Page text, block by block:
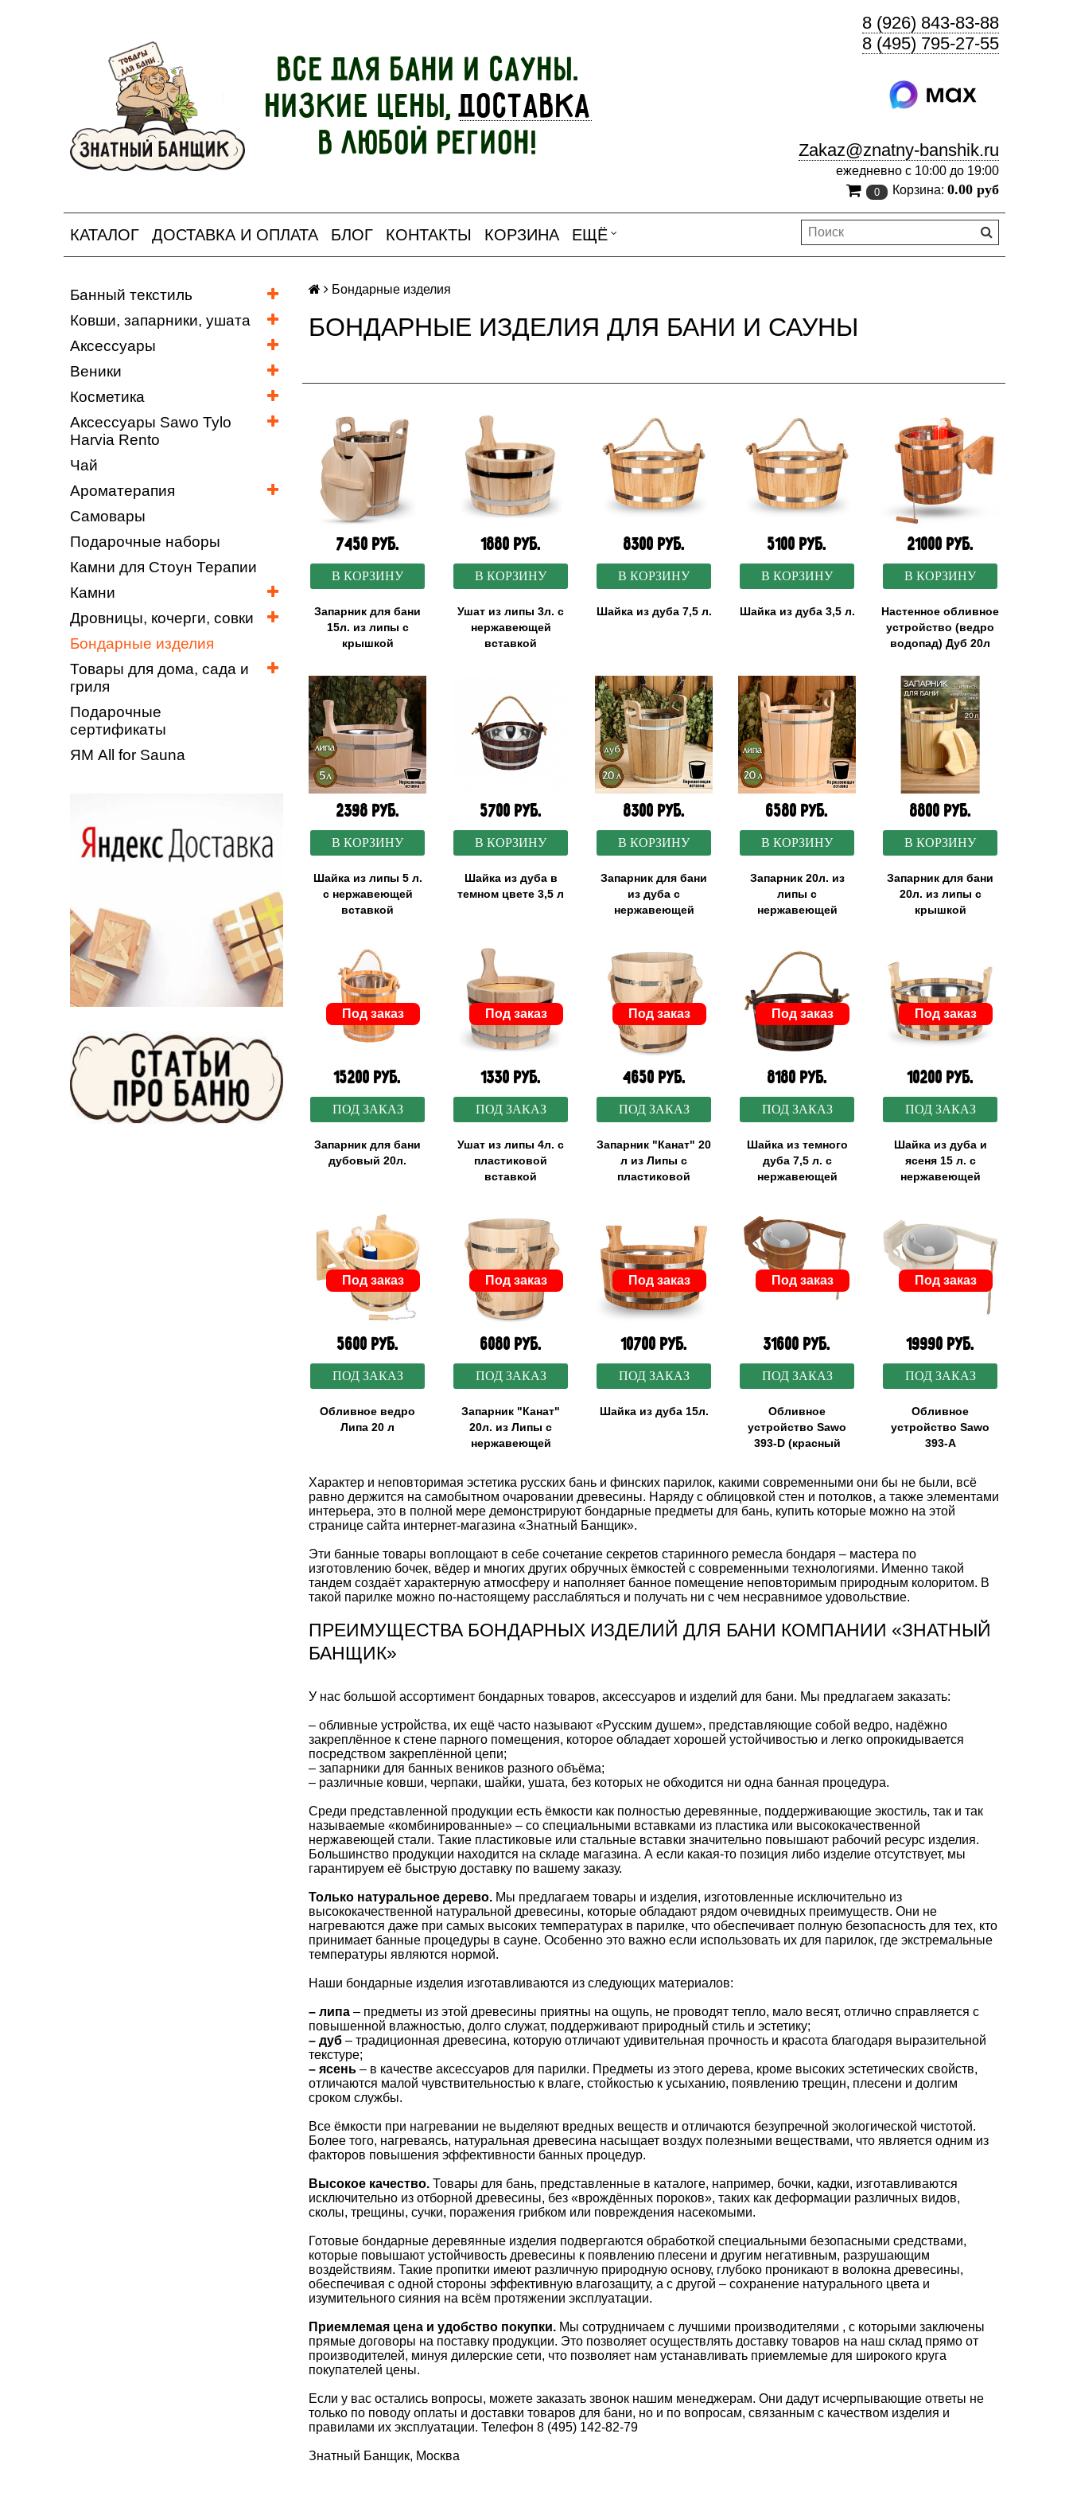
Все для бани и сауны.
Низкие цены,доставка
в любой регион!
8 (926) 843-83-88
8 (495) 795-27-55
Zakaz@znatny-banshik.ru
ежедневно с 10:00 до 19:00
0 Корзина: 0.00 руб
КАТАЛОГ ДОСТАВКА И ОПЛАТА БЛОГ КОНТАКТЫ КОРЗИНА ЕЩЁ
Банный текстиль
Ковши, запарники, ушата
Аксессуары
Веники
Косметика
Аксессуары Sawo Tylo
Harvia Rento
Чай
Ароматерапия
Самовары
Подарочные наборы
Камни для Стоун Терапии
Камни
Дровницы, кочерги, совки
Бондарные изделия
Товары для дома, сада и
гриля
Подарочные
сертификаты
ЯМ All for Sauna
Бондарные изделия
БОНДАРНЫЕ ИЗДЕЛИЯ ДЛЯ БАНИ И САУНЫ
7450 руб.
В КОРЗИНУ
Запарник для бани
15л. из липы с
крышкой
1880 руб.
В КОРЗИНУ
Ушат из липы 3л. с
нержавеющей
вставкой
8300 руб.
В КОРЗИНУ
Шайка из дуба 7,5 л.
5100 руб.
В КОРЗИНУ
Шайка из дуба 3,5 л.
21000 руб.
В КОРЗИНУ
Настенное обливное
устройство (ведро
водопад) Дуб 20л
2398 руб.
В КОРЗИНУ
Шайка из липы 5 л.
с нержавеющей
вставкой
5700 руб.
В КОРЗИНУ
Шайка из дуба в
темном цвете 3,5 л
8300 руб.
В КОРЗИНУ
Запарник для бани
из дуба с
нержавеющей
6580 руб.
В КОРЗИНУ
Запарник 20л. из
липы с
нержавеющей
8800 руб.
В КОРЗИНУ
Запарник для бани
20л. из липы с
крышкой
Под заказ
15200 руб.
ПОД ЗАКАЗ
Запарник для бани
дубовый 20л.
Под заказ
1330 руб.
ПОД ЗАКАЗ
Ушат из липы 4л. с
пластиковой
вставкой
Под заказ
4650 руб.
ПОД ЗАКАЗ
Запарник "Канат" 20
л из Липы с
пластиковой
Под заказ
8180 руб.
ПОД ЗАКАЗ
Шайка из темного
дуба 7,5 л. с
нержавеющей
Под заказ
10200 руб.
ПОД ЗАКАЗ
Шайка из дуба и
ясеня 15 л. с
нержавеющей
Под заказ
5600 руб.
ПОД ЗАКАЗ
Обливное ведро
Липа 20 л
Под заказ
6080 руб.
ПОД ЗАКАЗ
Запарник "Канат"
20л. из Липы с
нержавеющей
Под заказ
10700 руб.
ПОД ЗАКАЗ
Шайка из дуба 15л.
Под заказ
31600 руб.
ПОД ЗАКАЗ
Обливное
устройство Sawo
393-D (красный
Под заказ
19990 руб.
ПОД ЗАКАЗ
Обливное
устройство Sawo
393-A
Характер и неповторимая эстетика русских бань и финских парилок, какими современными они бы не были, всё
равно держится на самобытном очаровании древесины. Наряду с облицовкой стен и потолков, а также элементами
интерьера, это в полной мере демонстрируют бондарные предметы для бань, купить которые можно на этой
странице сайта интернет-магазина «Знатный Банщик».
Эти банные товары воплощают в себе сочетание секретов старинного ремесла бондаря – мастера по
изготовлению бочек, вёдер и многих других обручных ёмкостей с современными технологиями. Именно такой
тандем создаёт характерную атмосферу и наполняет банное помещение неповторимым природным колоритом. В
такой парилке можно по-настоящему расслабляться и получать ни с чем несравнимое удовольствие.
ПРЕИМУЩЕСТВА БОНДАРНЫХ ИЗДЕЛИЙ ДЛЯ БАНИ КОМПАНИИ «ЗНАТНЫЙ
БАНЩИК»
У нас большой ассортимент бондарных товаров, аксессуаров и изделий для бани. Мы предлагаем заказать:
– обливные устройства, их ещё часто называют «Русским душем», представляющие собой ведро, надёжно
закреплённое к стене парного помещения, которое обладает хорошей устойчивостью и легко опрокидывается
посредством закреплённой цепи;
– запарники для банных веников разного объёма;
– различные ковши, черпаки, шайки, ушата, без которых не обходится ни одна банная процедура.
Среди представленной продукции есть ёмкости как полностью деревянные, поддерживающие экостиль, так и так
называемые «комбинированные» – со специальными вставками из пластика или высококачественной
нержавеющей стали. Такие пластиковые или стальные вставки значительно повышают рабочий ресурс изделия.
Большинство продукции находится на складе магазина. А если какая-то позиция либо изделие отсутствует, мы
гарантируем её быструю доставку по вашему заказу.
Только натуральное дерево. Мы предлагаем товары и изделия, изготовленные исключительно из
высококачественной натуральной древесины, которые обладают рядом очевидных преимуществ. Они не
нагреваются даже при самых высоких температурах в парилке, что обеспечивает полную безопасность для тех, кто
принимает банные процедуры в сауне. Особенно это важно если использовать их для парилок, где экстремальные
температуры являются нормой.
Наши бондарные изделия изготавливаются из следующих материалов:
– липа – предметы из этой древесины приятны на ощупь, не проводят тепло, мало весят, отлично справляется с
повышенной влажностью, долго служат, поддерживают природный стиль и эстетику;
– дуб – традиционная древесина, которую отличают удивительная прочность и красота благодаря выразительной
текстуре;
– ясень – в качестве аксессуаров для парилки. Предметы из этого дерева, кроме высоких эстетических свойств,
отличаются малой чувствительностью к влаге, стойкостью к усыханию, появлению трещин, плесени и долгим
сроком службы.
Все ёмкости при нагревании не выделяют вредных веществ и отличаются безупречной экологической чистотой.
Более того, нагреваясь, натуральная древесина насыщает воздух полезными веществами, что является одним из
факторов повышения эффективности банных процедур.
Высокое качество. Товары для бань, представленные в каталоге, например, бочки, кадки, изготавливаются
исключительно из отборной древесины, без «врождённых пороков», таких как деформации различных видов,
сколы, трещины, сучки, поражения грибком или повреждения насекомыми.
Готовые бондарные деревянные изделия подвергаются обработкой специальными безопасными средствами,
которые повышают устойчивость древесины к появлению плесени и другим негативным, разрушающим
воздействиям. Такие пропитки имеют различную природную основу, глубоко проникают в волокна древесины,
обеспечивая с одной стороны эффективную влагозащиту, а с другой – сохранение натурального цвета и
изумительного сияния на всём протяжении эксплуатации.
Приемлемая цена и удобство покупки. Мы сотрудничаем с лучшими производителями , с которыми заключены
прямые договоры на поставку продукции. Это позволяет осуществлять доставку товаров на наш склад прямо от
производителей, минуя дилерские сети, что позволяет нам устанавливать приемлемые для широкого круга
покупателей цены.
Если у вас остались вопросы, можете заказать звонок нашим менеджерам. Они дадут исчерпывающие ответы не
только по поводу оплаты и доставки товаров для бани, но и по вопросам, связанным с качеством изделия и
правилами их эксплуатации. Телефон 8 (495) 142-82-79
Знатный Банщик, Москва